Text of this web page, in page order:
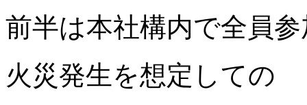
前半は本社構内で全員
火災発生を想定しての